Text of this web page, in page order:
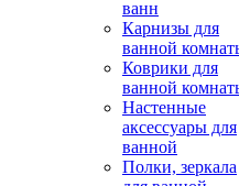
ванн
Карнизы для
ванной
Коврики для
ванной
Настенные
аксессуары для
ванной
Полки, зеркала